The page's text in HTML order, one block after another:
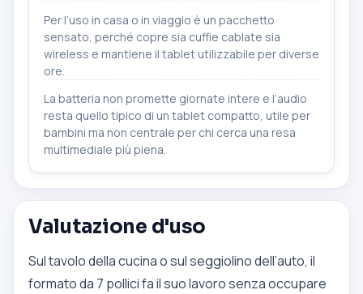
Per l’uso in casa o in viaggio è un pacchetto
sensato, perché copre sia cuffie cablate sia
wireless e mantiene il tablet utilizzabile per diverse
ore.
La batteria non promette giornate intere e l’audio
resta quello tipico di un tablet compatto, utile per
bambini ma non centrale per chi cerca una resa
multimediale più piena.
Valutazione d'uso
Sul tavolo della cucina o sul seggiolino dell’auto, il
formato da 7 pollici fa il suo lavoro senza occupare